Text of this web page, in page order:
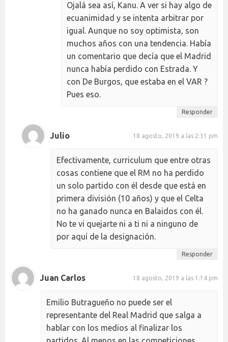
Ojalá sea así, Kanu. A ver si hay algo de
ecuanimidad y se intenta arbitrar por
igual. Aunque no soy optimista, son
muchos años con una tendencia. Había
un comentario que decía que el Madrid
nunca había perdido con Estrada. Y
con De Burgos, que estaba en el VAR ?
Pues eso.
Responder
Julio 18 agosto, 2019 a las 2:31 pm
Efectivamente, curriculum que entre otras
cosas contiene que el RM no ha perdido
un solo partido con él desde que está en
primera división (10 años) y que el Celta
no ha ganado nunca en Balaidos con él.
No te vi quejarte ni a ti ni a ninguno de
por aquí de la designación.
Responder
Juan Carlos 18 agosto, 2019 a las 1:14 pm
Emilio Butragueño no puede ser el
representante del Real Madrid que salga a
hablar con los medios al finalizar los